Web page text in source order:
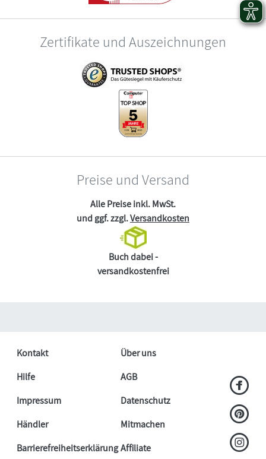
Zertifikate und Auszeichnungen
Preise und Versand
Alle Preise inkl. MwSt.
und ggf. zzgl.Versandkosten
Buch dabei -
versandkostenfrei
Kontakt
Über uns
Hilfe
AGB
Impressum
Datenschutz
Händler
Mitmachen
BarrierefreiheitserklärungAffiliate